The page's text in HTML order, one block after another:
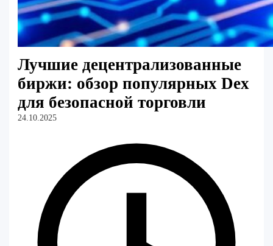
Лучшие децентрализованные
биржи: обзор популярных Dex
для безопасной торговли
24.10.2025